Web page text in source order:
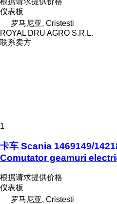
仪表板
罗马尼亚, Cristesti
ROYAL DRU AGRO S.R.L.
联系卖方
1
卡车 Scania 1469149/
Comutator geamuri
根据请求提供价格
仪表板
罗马尼亚, Cristesti